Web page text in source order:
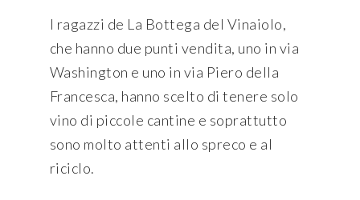
I ragazzi de La Bottega del Vinaiolo,
che hanno due punti vendita, uno in via
Washington e uno in via Piero della
Francesca, hanno scelto di tenere solo
vino di piccole cantine e soprattutto
sono molto attenti allo spreco e al
riciclo.